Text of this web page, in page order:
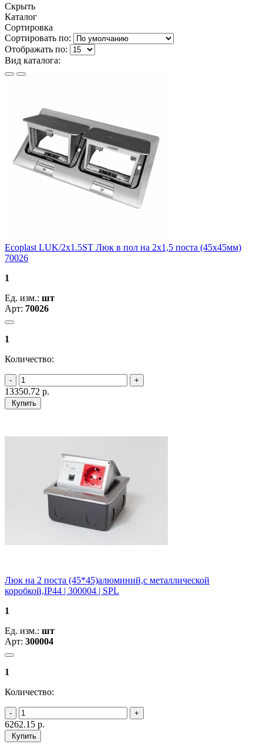
Скрыть
Каталог
Сортировка
Сортировать по:
Отображать по:
Вид каталога:
Ecoplast LUK/2x1.5ST Люк в пол на 2x1,5 поста (45х45мм)
70026
1
Ед. изм.: шт
Арт: 70026
1
Количество:
13350.72 р.
Купить
Люк на 2 поста (45*45)алюминий,с металлической
коробкой,IP44 | 300004 | SPL
1
Ед. изм.: шт
Арт: 300004
1
Количество:
6262.15 р.
Купить